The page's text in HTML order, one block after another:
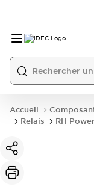
Accueil
Relais
RH